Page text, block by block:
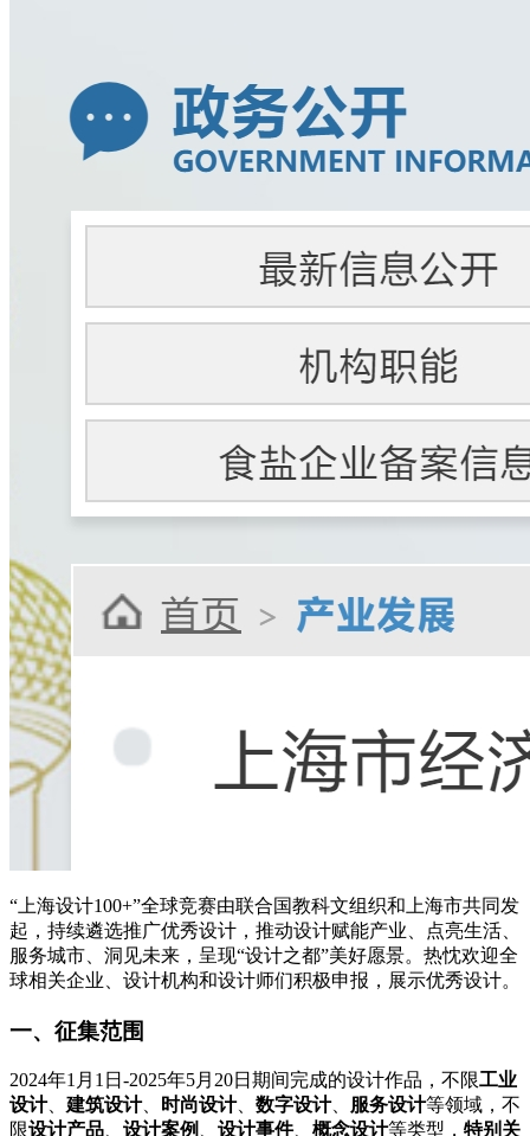
“上海设计100+”全球竞赛由联合国教科文组织和上海市共同发
起，持续遴选推广优秀设计，推动设计赋能产业、点亮生活、
服务城市、洞见未来，呈现“设计之都”美好愿景。热忱欢迎全
球相关企业、设计机构和设计师们积极申报，展示优秀设计。
一、征集范围
2024年1月1日-2025年5月20日期间完成的设计作品，不限工业
设计、 建筑设计、 时尚设计、 数字设计、 服务设计等领域，不
限设计产品 设计案例 设计事件、 概念设计等类型， 特别关